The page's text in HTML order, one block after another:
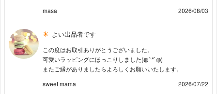
masa
2026/08/03
よい出品者です
この度はお取引ありがとうございました。
可愛いラッピングにほっこりしました(◍︎´꒳`◍︎)
またご縁がありましたらよろしくお願いいたします。
sweet mama
2026/07/22